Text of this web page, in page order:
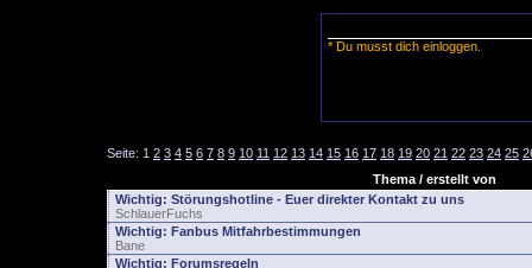
* Du musst dich einloggen.
Seite: 1 2 3 4 5 6 7 8 9 10 11 12 13 14 15 16 17 18 19 20 21 22 23 24 25
Thema / erstellt von
Wichtig: Störungshotline - Euer direkter Kontakt zu uns
SchlauerFuchs
Wichtig: Fanbus Mitfahrbestimmungen
Bane
Wichtig: Forumsregeln